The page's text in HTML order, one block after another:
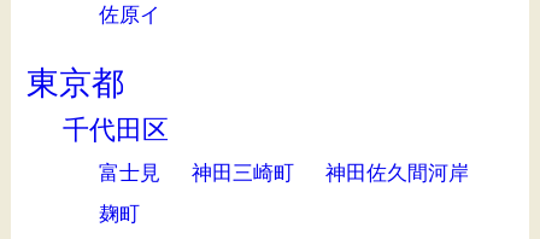
佐原イ
東京都
千代田区
富士見 神田三崎町
神田佐久間河岸
麹町